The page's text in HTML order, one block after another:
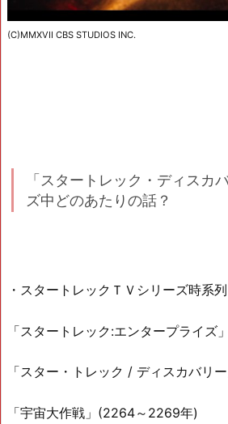
(C)MMXVII CBS STUDIOS INC.
「スタートレック・ディスカ
ズ中どのあたりの話？
・スタートレックＴＶシリーズ時系列
「スタートレック:エンタープライズ
「スター・トレック / ディスカバリ
「宇宙大作戦」(2264～2269年)